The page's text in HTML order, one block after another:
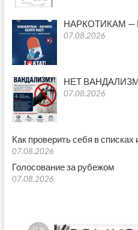
НАРКОТИКАМ —
07.08.2026
НЕТ
07.08.2026
Как проверить себя в списках
07.08.2026
Голосование за рубежом
07.08.2026